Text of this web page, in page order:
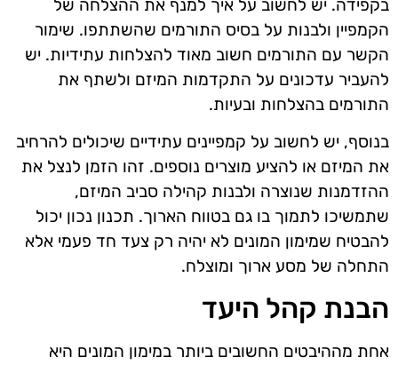
בקפידה. יש לחשוב על איך למנף את ההצלחה של
הקמפיין ולבנות על בסיס התורמים שהשתתפו. שימור
הקשר עם התורמים חשוב מאוד להצלחות עתידיות. יש
להעביר עדכונים על התקדמות המיזם ולשתף את
התורמים בהצלחות ובעיות.
בנוסף, יש לחשוב על קמפיינים עתידיים שיכולים להרחיב
את המיזם או להציע מוצרים נוספים. זהו הזמן לנצל את
ההזדמנות שנוצרה ולבנות קהילה סביב המיזם,
שתמשיכו לתמוך בו גם בטווח הארוך. תכנון נכון יכול
להבטיח שמימון המונים לא יהיה רק צעד חד פעמי אלא
התחלה של מסע ארוך ומוצלח.
הבנת קהל היעד
אחת מההיבטים החשובים ביותר במימון המונים היא